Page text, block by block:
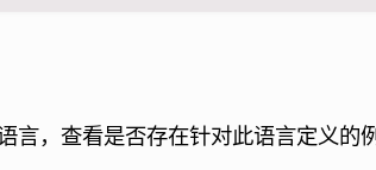
，查看是否存在针对此语言定义的